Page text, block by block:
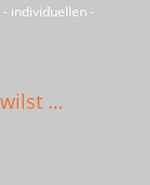
individuellen -
…